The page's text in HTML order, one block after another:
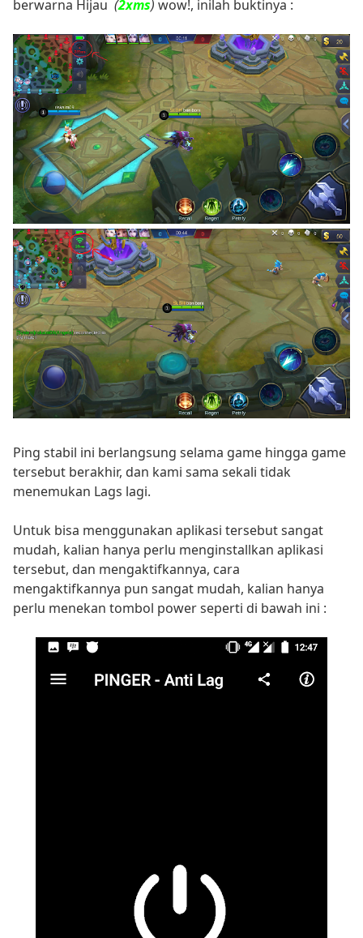
berwarna Hijau (2xms) wow!, inilah buktinya :
Ping stabil ini berlangsung selama game hingga game
tersebut berakhir, dan kami sama sekali tidak
menemukan Lags lagi.
Untuk bisa menggunakan aplikasi tersebut sangat
mudah, kalian hanya perlu menginstallkan aplikasi
tersebut, dan mengaktifkannya, cara
mengaktifkannya pun sangat mudah, kalian hanya
perlu menekan tombol power seperti di bawah ini :